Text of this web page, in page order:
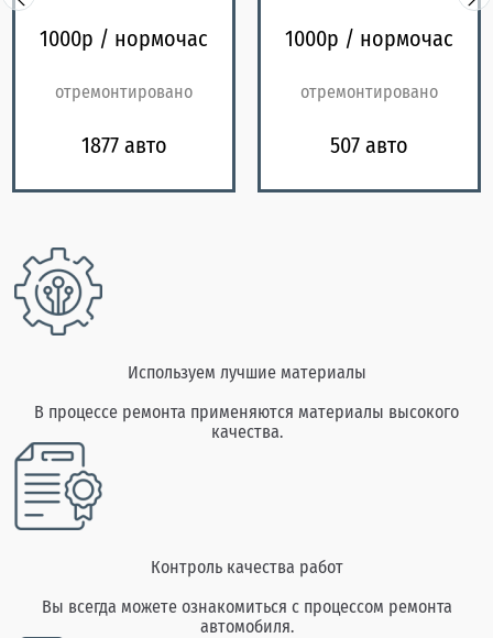
1000р / нормочас
отремонтировано
1877 авто
1000р / нормочас
отремонтировано
507 авто
Используем лучшие материалы
В процессе ремонта применяются материалы высокого
качества.
Контроль качества работ
Вы всегда можете ознакомиться с процессом ремонта
автомобиля.